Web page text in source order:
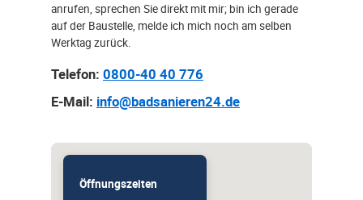
anrufen, sprechen Sie direkt mit mir; bin ich gerade
auf der Baustelle, melde ich mich noch am selben
Werktag zurück.
Telefon: 0800-40 40 776
E-Mail: info@badsanieren24.de
Öffnungszeiten